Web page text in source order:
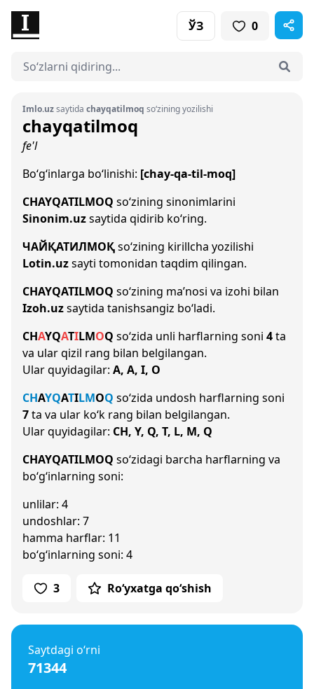
ЎЗ 0
Imlo.uzsaytida chayqatilmoq so‘zining yozilishi
chayqatilmoq
fe'l
Bo‘g‘inlarga bo‘linishi: [chay-qa-til-moq]
CHAYQATILMOQ so‘zining sinonimlarini
Sinonim.uzsaytida qidirib ko‘ring.
ЧАЙҚАТИЛМОҚso‘zining kirillcha yozilishi
Lotin.uzsayti tomonidan taqdim qilingan.
CHAYQATILMOQ so‘zining ma’nosi va izohi bilan
Izoh.uzsaytida tanishsangiz bo‘ladi.
CHAYQATILMOQ so‘zida unli harflarning soni 4ta
va ular qizil rang bilan belgilangan.
Ular quyidagilar: A, A, I, O
CHAYQATILMOQ so‘zida undosh harflarning soni
7ta va ular ko‘k rang bilan belgilangan.
Ular quyidagilar: CH, Y, Q, T, L, M, Q
CHAYQATILMOQ so‘zidagi barcha harflarning va
bo‘g‘inlarning soni:
unlilar: 4
undoshlar: 7
hamma harflar: 11
bo‘g‘inlarning soni: 4
3 Ro‘yxatga qo‘shish
Saytdagi o‘rni
71344